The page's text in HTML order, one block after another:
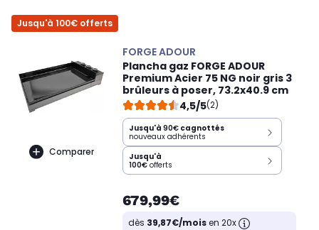
Jusqu'à 100€ offerts
Comparer
FORGE ADOUR
Plancha gaz FORGE ADOUR
Premium Acier 75 NG noir gris 3
brûleurs à poser, 73.2x40.9 cm
4,5/5(2)
Jusqu'à 90€ cagnottés
nouveaux adhérents
Jusqu'à
100€ offerts
679,99€
dès 39,87€/moisen 20x